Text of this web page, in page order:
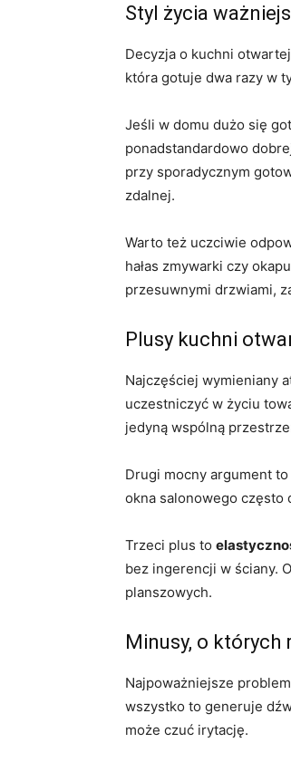
Styl życia
Decyzja o kuchni
która gotuje dwa razy w
Jeśli w domu dużo się
ponadstandardowo
przy sporadycznym
zdalnej.
Warto też uczciwie
hałas zmywarki czy
przesuwnymi drzwiami,
Plusy kuchni
Najczęściej wymieniany
uczestniczyć w życiu
jedyną wspólną
Drugi mocny argument to
okna salonowego często
Trzeci plus to
bez ingerencji w ściany.
planszowych.
Minusy, o których
Najpoważniejsze
wszystko to generuje
może czuć irytację.